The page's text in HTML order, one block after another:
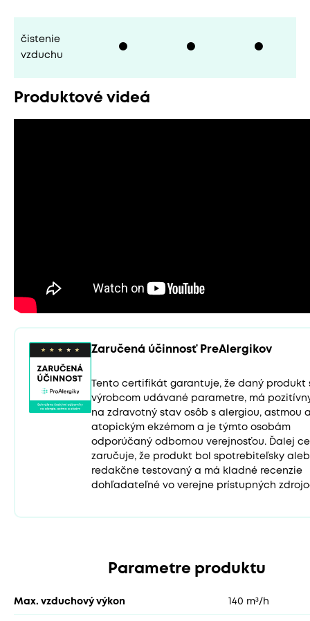
čistenie
vzduchu
⚫ ⚫ ⚫
Produktové videá
Zaručená účinnosť PreAlergikov
Tento certifikát garantuje, že daný produkt
výrobcom udávané parametre, má
na zdravotný stav osôb s alergiou, astmou
atopickým ekzémom a je týmto osobám
odporúčaný odbornou verejnosťou. Ďalej
zaručuje, že produkt bol spotrebiteľsky
redakčne testovaný a má kladné recenzie
dohľadateľné vo verejne prístupných
Parametre produktu
Max. vzduchový výkon 140 m³/h